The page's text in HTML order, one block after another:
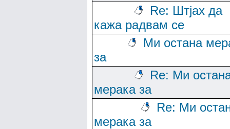
Re: Штјах да
кажа радвам се
Ми остана
за
Re: Ми
мерака за
Re: Ми
мерака за